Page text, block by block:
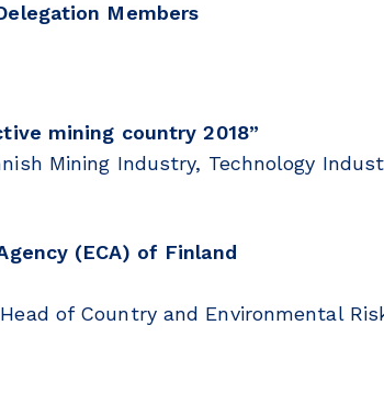
Members
mining country 2018”
Mining Industry, Technology
(ECA) of Finland
of Country and Environmental